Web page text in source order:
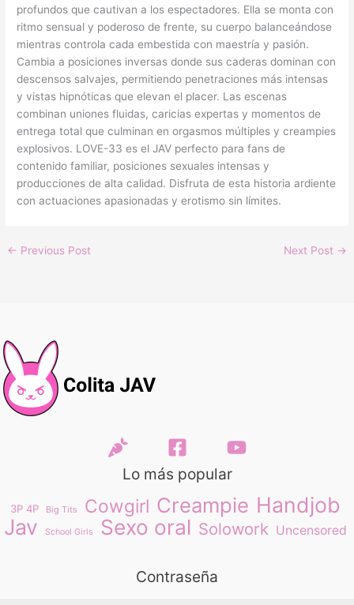
profundos que cautivan a los espectadores. Ella se monta con
ritmo sensual y poderoso de frente, su cuerpo balanceándose
mientras controla cada embestida con maestría y pasión.
Cambia a posiciones inversas donde sus caderas dominan con
descensos salvajes, permitiendo penetraciones más intensas
y vistas hipnóticas que elevan el placer. Las escenas
combinan uniones fluidas, caricias expertas y momentos de
entrega total que culminan en orgasmos múltiples y creampies
explosivos. LOVE-33 es el JAV perfecto para fans de
contenido familiar, posiciones sexuales intensas y
producciones de alta calidad. Disfruta de esta historia ardiente
con actuaciones apasionadas y erotismo sin límites.
← Previous Post Next Post →
Lo más popular
3P 4P Big Tits Cowgirl Creampie Handjob
Jav
School Girls Sexo oral Solowork Uncensored
Contraseña